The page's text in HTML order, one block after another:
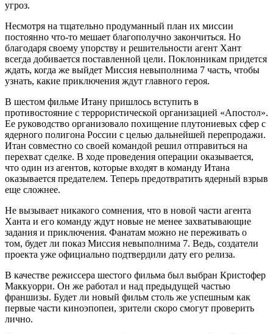
угроз.
Несмотря на тщательно продуманный план их миссии
постоянно что-то мешает благополучно закончиться. Но
благодаря своему упорству и решительности агент Хант
всегда добивается поставленной цели. Поклонникам придется
ждать, когда же выйдет Миссия невыполнима 7 часть, чтобы
узнать, какие приключения ждут главного героя.
В шестом фильме Итану пришлось вступить в
противостояние с террористической организацией «Апостол».
Ее руководство организовало похищение плутониевых сфер с
ядерного полигона России с целью дальнейшей перепродажи.
Итан совместно со своей командой решил отправиться на
перехват сделке. В ходе проведения операции оказывается,
что один из агентов, которые входят в команду Итана
оказывается предателем. Теперь предотвратить ядерный взрыв
еще сложнее.
Не вызывает никакого сомнения, что в новой части агента
Ханта и его команду ждут новые не менее захватывающие
задания и приключения. Фанатам можно не переживать о
том, будет ли показ Миссия невыполнима 7. Ведь, создатели
проекта уже официально подтвердили дату его релиза.
В качестве режиссера шестого фильма был выбран Кристофер
Маккуорри. Он же работал и над предыдущей частью
франшизы. Будет ли новый фильм столь же успешным как
первые части киноэпопеи, зрители скоро смогут проверить
лично.